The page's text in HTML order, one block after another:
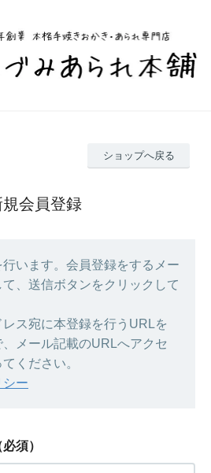
ショップへ戻る
規会員登録
います。会員登録をするメー
、送信ボタンをクリックして
ス宛に本登録を行うURLを
メール記載のURLへアクセ
ください。
ー
必須）